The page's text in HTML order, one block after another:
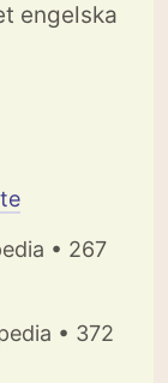
engelska
• 267
• 372